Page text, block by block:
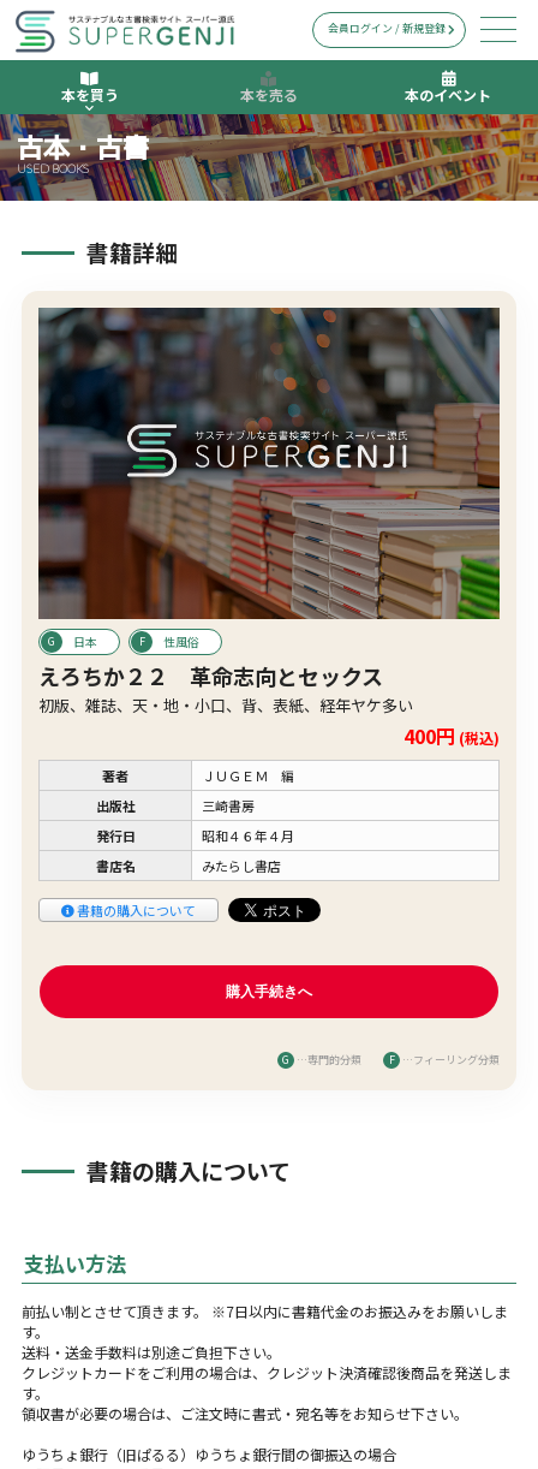
本を買う 本を売る 本のイベント
会員ログイン / 新規登録
古本・古書
USED BOOKS
書籍詳細
日本 性風俗
えろちか２２ 革命志向とセックス
初版、雑誌、天・地・小口、背、表紙、経年ヤケ多い
400円 (税込)
著者
ＪＵＧＥＭ 編
出版社
三崎書房
発行日
昭和４６年４月
書店名
みたらし書店
書籍の購入について
G …専門的分類 F …フィーリング分類
書籍の購入について
支払い方法
前払い制とさせて頂きます。 ※7日以内に書籍代金のお振込みをお願いしま
す。
送料・送金手数料は別途ご負担下さい。
クレジットカードをご利用の場合は、クレジット決済確認後商品を発送しま
す。
領収書が必要の場合は、ご注文時に書式・宛名等をお知らせ下さい。
ゆうちょ銀行（旧ぱるる）ゆうちょ銀行間の御振込の場合